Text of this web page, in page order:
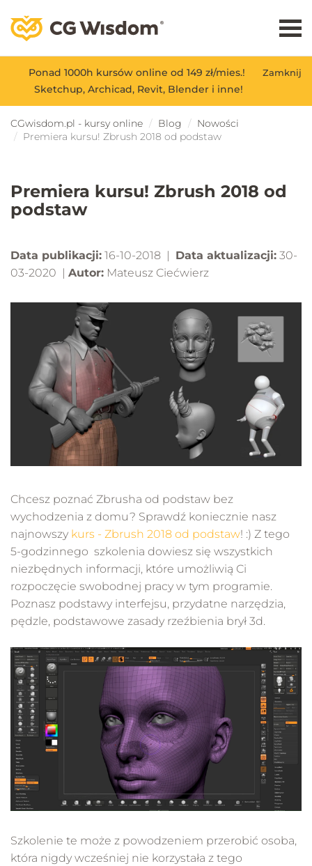
Zamknij
Ponad 1000h kursów online od 149 zł/mies.!
Sketchup, Archicad, Revit, Blender i inne!
CGwisdom.pl - kursy online Blog
Nowości
Premiera kursu! Zbrush 2018 od podstaw
Premiera kursu! Zbrush 2018 od
podstaw
Data publikacji: 16-10-2018 | Data aktualizacji: 30-
03-2020 | Autor: Mateusz Ciećwierz
Chcesz poznać Zbrusha od podstaw bez
wychodzenia z domu? Sprawdź koniecznie nasz
najnowszy kurs - Zbrush 2018 od podstaw! :) Z tego
5-godzinnego szkolenia dowiesz się wszystkich
niezbędnych informacji, które umożliwią Ci
rozpoczęcie swobodnej pracy w tym programie.
Poznasz podstawy interfejsu, przydatne narzędzia,
pędzle, podstawowe zasady rzeźbienia brył 3d.
Szkolenie te może z powodzeniem przerobić osoba,
która nigdy wcześniej nie korzystała z tego